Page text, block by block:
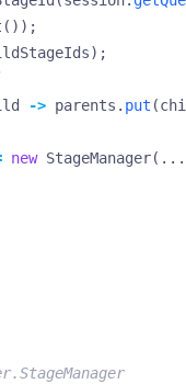
());
);
-> parents . put (
new StageManager(...